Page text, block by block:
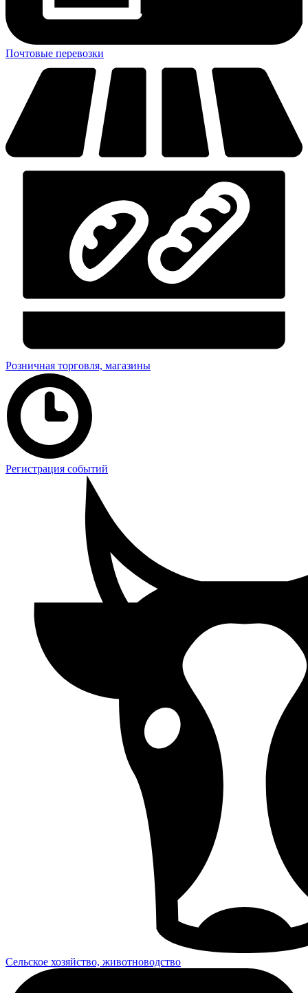
Почтовые перевозки
Розничная торговля, магазины
Регистрация событий
Сельское хозяйство, животноводство